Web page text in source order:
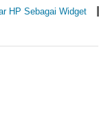
HP Sebagai Widget